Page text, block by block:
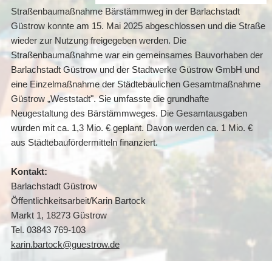
Straßenbaumaßnahme Bärstämmweg in der Barlachstadt
Güstrow konnte am 15. Mai 2025 abgeschlossen und die Straße
wieder zur Nutzung freigegeben werden. Die
Straßenbaumaßnahme war ein gemeinsames Bauvorhaben der
Barlachstadt Güstrow und der Stadtwerke Güstrow GmbH und
eine Einzelmaßnahme der Städtebaulichen Gesamtmaßnahme
Güstrow „Weststadt". Sie umfasste die grundhafte
Neugestaltung des Bärstämmweges. Die Gesamtausgaben
wurden mit ca. 1,3 Mio. € geplant. Davon werden ca. 1 Mio. €
aus Städtebaufördermitteln finanziert.
Kontakt:
Barlachstadt Güstrow
Öffentlichkeitsarbeit/Karin Bartock
Markt 1, 18273 Güstrow
Tel. 03843 769-103
karin.bartock@guestrow.de